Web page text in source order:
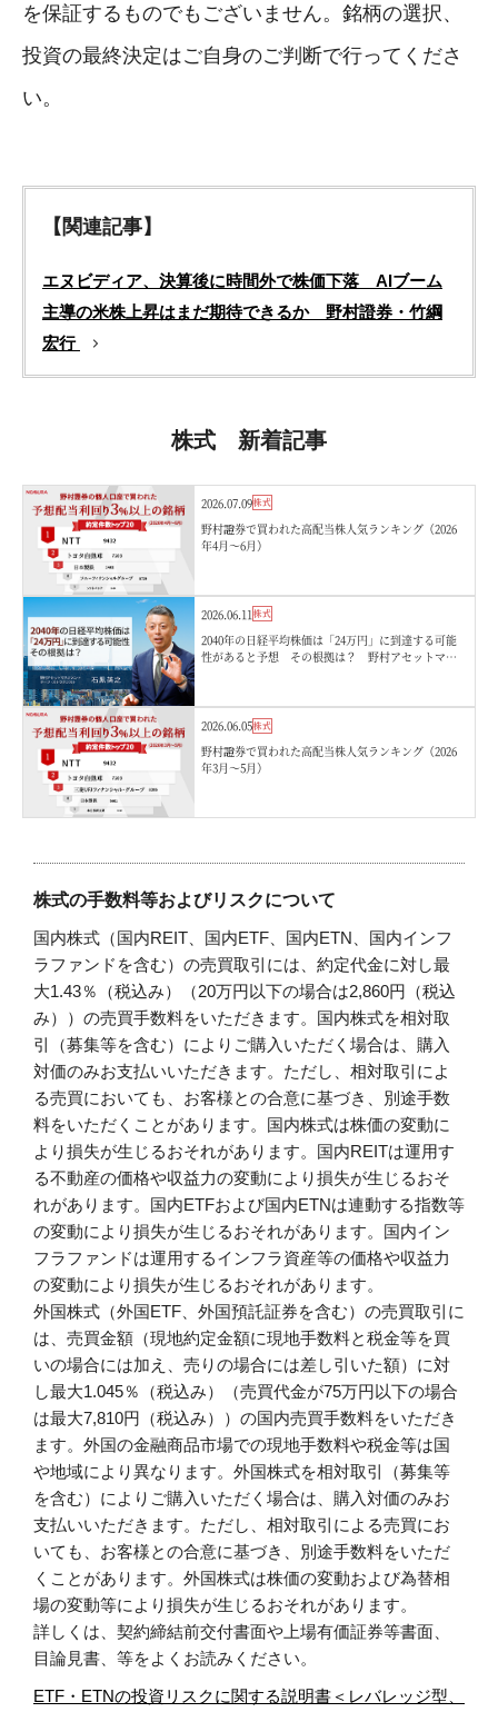
を保証するものでもございません。銘柄の選択、
投資の最終決定はご自身のご判断で行ってくださ
い。
【関連記事】
エヌビディア、決算後に時間外で株価下落 AIブーム
主導の米株上昇はまだ期待できるか 野村證券・竹綱
宏行
株式 新着記事
2026.07.09株式
野村證券で買われた高配当株人気ランキング（2026
年4月〜6月）
2026.06.11 株式
2040年の日経平均株価は「24万円」に到達する可能
性があると予想 その根拠は？ 野村アセットマネ
2026.06.05株式
野村證券で買われた高配当株人気ランキング（2026
年3月〜5月）
株式の手数料等およびリスクについて
国内株式（国内REIT、国内ETF、国内ETN、国内インフ
ラファンドを含む）の売買取引には、約定代金に対し最
大1.43％（税込み）（20万円以下の場合は2,860円（税込
み））の売買手数料をいただきます。国内株式を相対取
引（募集等を含む）によりご購入いただく場合は、購入
対価のみお支払いいただきます。ただし、相対取引によ
る売買においても、お客様との合意に基づき、別途手数
料をいただくことがあります。国内株式は株価の変動に
より損失が生じるおそれがあります。国内REITは運用す
る不動産の価格や収益力の変動により損失が生じるおそ
れがあります。国内ETFおよび国内ETNは連動する指数等
の変動により損失が生じるおそれがあります。国内イン
フラファンドは運用するインフラ資産等の価格や収益力
の変動により損失が生じるおそれがあります。
外国株式（外国ETF、外国預託証券を含む）の売買取引に
は、売買金額（現地約定金額に現地手数料と税金等を買
いの場合には加え、売りの場合には差し引いた額）に対
し最大1.045％（税込み）（売買代金が75万円以下の場合
は最大7,810円（税込み））の国内売買手数料をいただき
ます。外国の金融商品市場での現地手数料や税金等は国
や地域により異なります。外国株式を相対取引（募集等
を含む）によりご購入いただく場合は、購入対価のみお
支払いいただきます。ただし、相対取引による売買にお
いても、お客様との合意に基づき、別途手数料をいただ
くことがあります。外国株式は株価の変動および為替相
場の変動等により損失が生じるおそれがあります。
詳しくは、契約締結前交付書面や上場有価証券等書面、
目論見書、等をよくお読みください。
ETF・ETNの投資リスクに関する説明書＜レバレッジ型、